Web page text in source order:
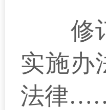
修订
实施办
法律……